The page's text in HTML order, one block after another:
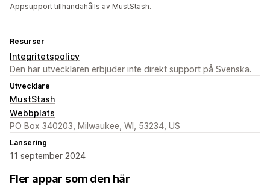
Appsupport tillhandahålls av MustStash.
Resurser
Integritetspolicy
Den här utvecklaren erbjuder inte direkt support på Svenska.
Utvecklare
MustStash
Webbplats
PO Box 340203, Milwaukee, WI, 53234, US
Lansering
11 september 2024
Fler appar som den här